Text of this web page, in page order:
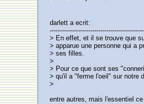
darlett a ecrit:
> En effet, et il se trouve que
> apparue une personne qui a
> ses filles.
>
> Pour ce que sont ses
> qu'il a "ferme l'oeil" sur notre
>
entre autres, mais l'essentiel